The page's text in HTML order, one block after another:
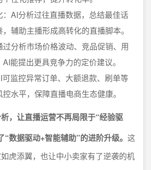
：AI分析过往直播数据，总结最佳话
辅助主播形成高转化的直播脚本。
分析市场价格波动、竞品促销、用
能提出更具竞争力的定价建议。
监控异常订单、大额退款、刷单等
水平，保障直播电商生态健康。
，让直播运营不再局限于“经验驱
“数据驱动+智能辅助”的进阶升级。 这
虎添翼，也让中小卖家有了逆袭的机